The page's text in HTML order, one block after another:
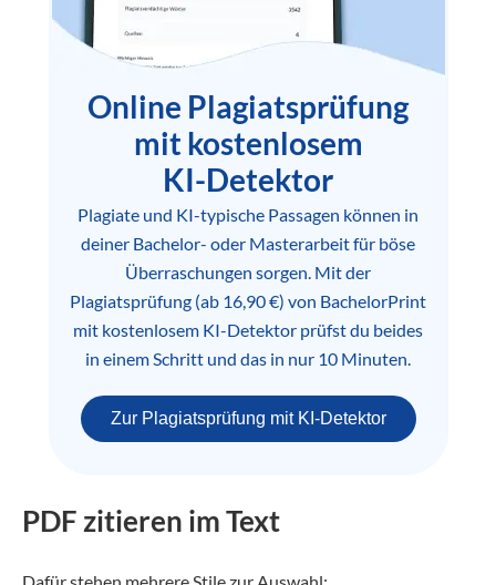
Online Plagiatsprüfung
mit kostenlosem
KI-Detektor
Plagiate und KI-typische Passagen können in
deiner Bachelor- oder Masterarbeit für böse
Überraschungen sorgen. Mit der
Plagiatsprüfung (ab 16,90 €) von BachelorPrint
mit kostenlosem KI-Detektor prüfst du beides
in einem Schritt und das in nur 10 Minuten.
Zur Plagiatsprüfung mit KI-Detektor
PDF zitieren im Text
Dafür stehen mehrere Stile zur Auswahl: